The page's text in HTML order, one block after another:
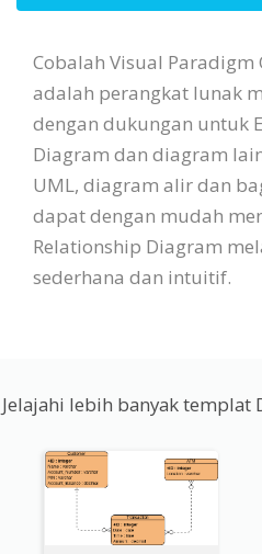
Cobalah Visual Paradigm
adalah perangkat lunak
dengan dukungan untuk
Diagram dan diagram
UML, diagram alir dan
dapat dengan mudah
Relationship Diagram
sederhana dan intuitif.
Jelajahi lebih banyak templat